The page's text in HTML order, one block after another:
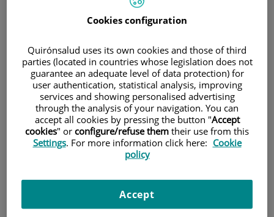
Pacientes y visitantes
Investigación I+D+i
Cookies configuration
Quirónsalud uses its own cookies and those of third
parties (located in countries whose legislation does not
guarantee an adequate level of data protection) for
user authentication, statistical analysis, improving
services and showing personalised advertising
through the analysis of your navigation. You can
accept all cookies by pressing the button "Accept
cookies" or configure/refuse them their use from this
Settings. For more information click here: Cookie
policy
Accept